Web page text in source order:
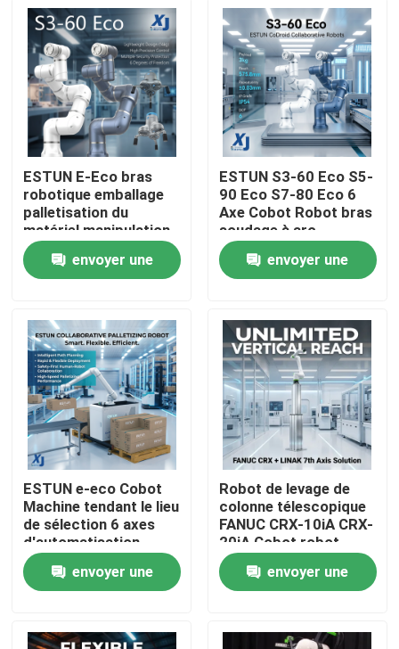
À la maison
Produits
Vidéos
Visite de l'usine
Contrôle de la qualité
Nous contacter
Blog
Demandez un devis
bras de robot industriel
ESTUN E-Eco bras
robotique emballage
palletisation du
matériel manipulation
robot collaboratif
avec OnRobot Grriper
envoyer une
ESTUN S3-60 Eco S5-
90 Eco S7-80 Eco 6
Axe Cobot Robot bras
soudage à arc
collaboratif robot
CNGBS positionneur
de soudage
envoyer une
ESTUN e-eco Cobot
Machine tendant le lieu
de sélection 6 axes
d'automatisation
industrielle robot
collaboratif de
manutention de
envoyer une
Robot de levage de
colonne télescopique
FANUC CRX-10iA CRX-
20iA Cobot robot
collaboratif de
manutention de
palettes
envoyer une